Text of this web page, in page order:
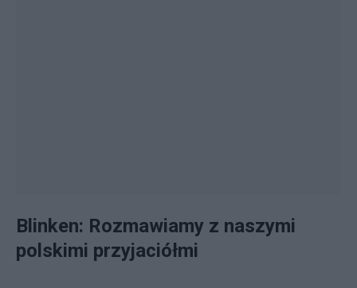
Blinken: Rozmawiamy z naszymi
polskimi przyjaciółmi